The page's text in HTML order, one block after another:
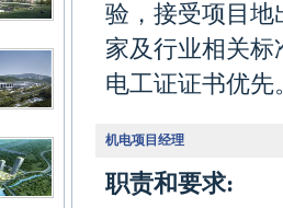
验，接受项目地
家及行业相关
电工证证书优先
机电项目经理
职责和要求: